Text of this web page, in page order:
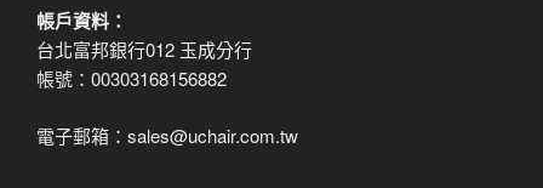
帳戶資料：
台北富邦銀行012 玉成分行
帳號：00303168156882
電子郵箱：sales@uchair.com.tw